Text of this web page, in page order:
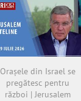
Orașele din Israel se
pregătesc pentru
război | Jerusalem